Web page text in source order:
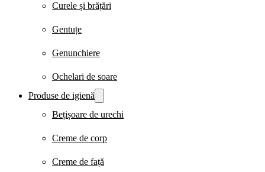
Curele și brățări
Gentuțe
Genunchiere
Ochelari de soare
Produse de igienă
Bețișoare de urechi
Creme de corp
Creme de față